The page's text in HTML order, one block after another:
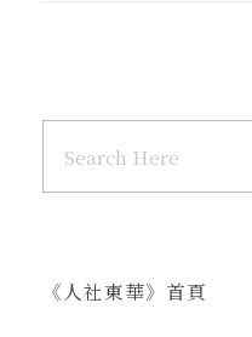
《人社東華》首頁